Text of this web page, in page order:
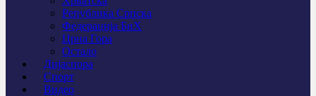
Република Српска
Федерација БиХ
Црна Гора
Остало
Дијаспора
Спорт
Видео